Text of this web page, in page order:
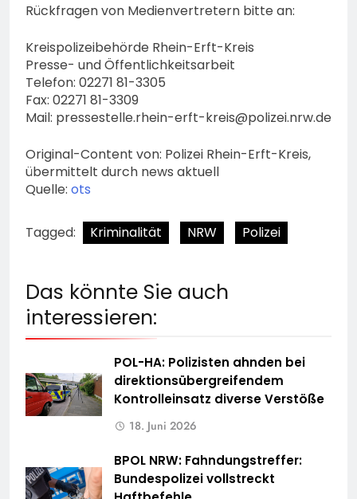
Rückfragen von Medienvertretern bitte an:
Kreispolizeibehörde Rhein-Erft-Kreis
Presse- und Öffentlichkeitsarbeit
Telefon: 02271 81-3305
Fax: 02271 81-3309
Mail: pressestelle.rhein-erft-kreis@polizei.nrw.de
Original-Content von: Polizei Rhein-Erft-Kreis,
übermittelt durch news aktuell
Quelle: ots
Tagged: Kriminalität NRW Polizei
Das könnte Sie auch
interessieren:
POL-HA: Polizisten ahnden bei
direktionsübergreifendem
Kontrolleinsatz diverse Verstöße
18. Juni 2026
BPOL NRW: Fahndungstreffer:
Bundespolizei vollstreckt